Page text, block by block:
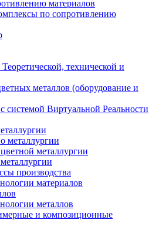
материалов
по сопротивлению
технической и
металлов (оборудование и
системой Виртуальной Реальности
металлургии
металлургии
производства
материалов
металлов
и композиционные